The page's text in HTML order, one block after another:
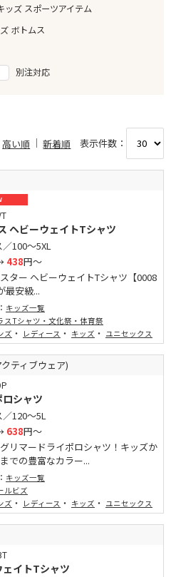
ッズ スポーツアイテム
ボトムス
別注対応
高い順 新着順 表示件数：
ヘビーウェイトTシャツ
100～5XL
438円～
ター ヘビーウェイトTシャツ【0008
最安級...
キッズ一覧
スTシャツ・文化祭・体育祭
ズ ・ レディース ・ キッズ ・ ユニセックス
ティブウェア)
ロシャツ
120～5L
638円～
リマードライポロシャツ！キッズか
での豊富なカラー...
キッズ一覧
ルビズ
ズ ・ レディース ・ キッズ ・ ユニセックス
ェイトTシャツ